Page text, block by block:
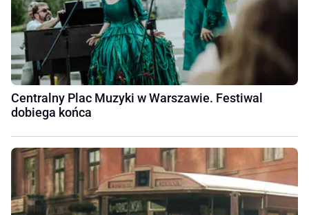
Centralny Plac Muzyki w Warszawie. Festiwal
dobiega końca